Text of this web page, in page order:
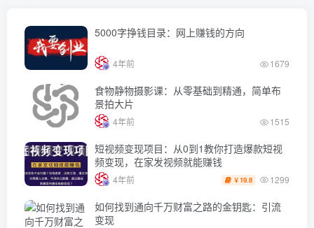
5000字挣钱目录：网上赚钱的方向
4年前 1679
食物静物摄影课：从零基础到精通，简单布
景拍大片
4年前 1515
短视频变现项目：从0到1教你打造爆款短视
频变现，在家发视频就能赚钱
4年前 ￥ 19.8 1299
如何找到通向千万财富之路的金钥匙：引流
变现